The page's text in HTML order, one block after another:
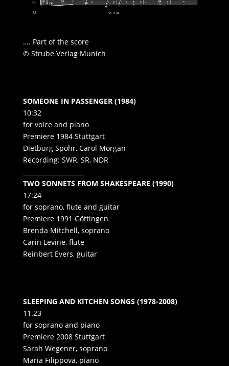
…. Part of the score
© Strube Verlag Munich
SOMEONE IN PASSENGER (1984)
10:32
for voice and piano
Premiere 1984 Stuttgart
Dietburg Spohr, Carol Morgan
Recording: SWR, SR, NDR
TWO SONNETS FROM SHAKESPEARE (1990)
17:24
for soprano, flute and guitar
Premiere 1991 Göttingen
Brenda Mitchell, soprano
Carin Levine, flute
Reinbert Evers, guitar
SLEEPING AND KITCHEN SONGS (1978-2008)
11.23
for soprano and piano
Premiere 2008 Stuttgart
Sarah Wegener, soprano
Maria Filippova, piano